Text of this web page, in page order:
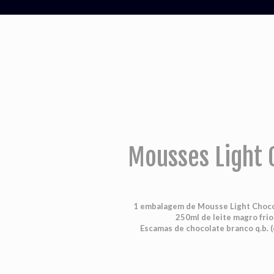
Mousses Light
1 embalagem de Mousse Light
250ml de leite magro frio
Escamas de chocolate branco q.b.